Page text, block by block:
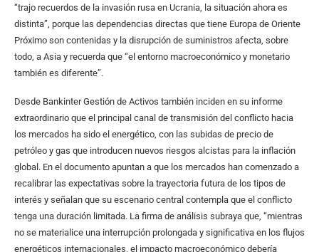
“trajo recuerdos de la invasión rusa en Ucrania, la situación ahora es
distinta”, porque las dependencias directas que tiene Europa de Oriente
Próximo son contenidas y la disrupción de suministros afecta, sobre
todo, a Asia y recuerda que “el entorno macroeconómico y monetario
también es dife­rente”.
Desde Bankinter Gestión de Activos también inciden en su informe
extraordinario que el principal canal de transmisión del conflicto hacia
los mercados ha sido el energético, con las subidas de precio de
petróleo y gas que introducen nuevos riesgos alcistas para la inflación
global. En el documento apuntan a que los mercados han comenzado a
recalibrar las expectativas sobre la trayectoria futura de los tipos de
interés y señalan que su escenario central contempla que el conflicto
tenga una duración limitada. La firma de análisis subraya que, “mientras
no se materialice una interrupción prolongada y significativa en los flujos
energéticos internacionales, el impacto macroeconómico debería